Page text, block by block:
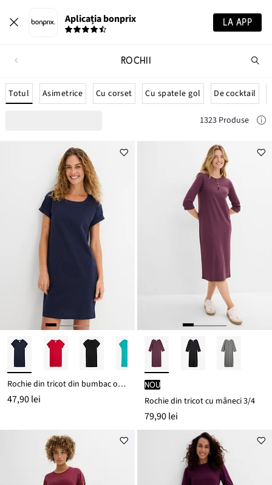
Aplicația bonprix LA APP
ROCHII
Totul Asimetrice Cu corset Cu spatele gol De cocktail
1323 Produse
Rochie din tricot din bumbac organic 100%
47,90 lei
nou
Rochie din tricot cu mâneci 3/4
79,90 lei